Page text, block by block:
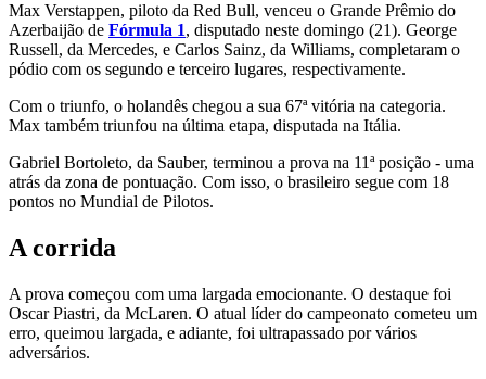
Max Verstappen, piloto da Red Bull, venceu o Grande Prêmio do
Azerbaijão de Fórmula 1, disputado neste domingo (21). George
Russell, da Mercedes, e Carlos Sainz, da Williams, completaram o
pódio com os segundo e terceiro lugares, respectivamente.
Com o triunfo, o holandês chegou a sua 67ª vitória na categoria.
Max também triunfou na última etapa, disputada na Itália.
Gabriel Bortoleto, da Sauber, terminou a prova na 11ª posição - uma
atrás da zona de pontuação. Com isso, o brasileiro segue com 18
pontos no Mundial de Pilotos.
A corrida
A prova começou com uma largada emocionante. O destaque foi
Oscar Piastri, da McLaren. O atual líder do campeonato cometeu um
erro, queimou largada, e adiante, foi ultrapassado por vários
adversários.